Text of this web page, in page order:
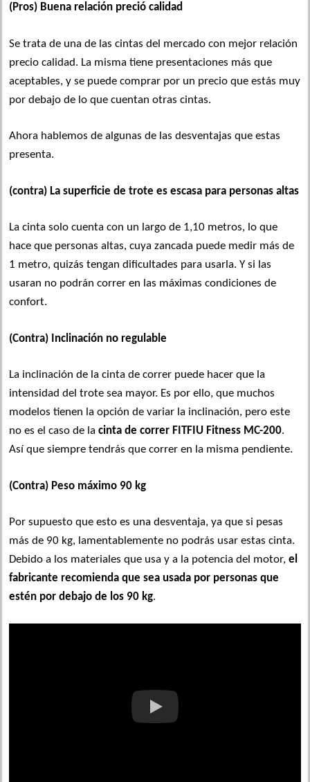
(Pros) Buena relación preció calidad
Se trata de una de las cintas del mercado con mejor relación
precio calidad. La misma tiene presentaciones más que
aceptables, y se puede comprar por un precio que estás muy
por debajo de lo que cuentan otras cintas.
Ahora hablemos de algunas de las desventajas que estas
presenta.
(contra) La superficie de trote es escasa para personas altas
La cinta solo cuenta con un largo de 1,10 metros, lo que
hace que personas altas, cuya zancada puede medir más de
1 metro, quizás tengan dificultades para usarla. Y si las
usaran no podrán correr en las máximas condiciones de
confort.
(Contra) Inclinación no regulable
La inclinación de la cinta de correr puede hacer que la
intensidad del trote sea mayor. Es por ello, que muchos
modelos tienen la opción de variar la inclinación, pero este
no es el caso de la cinta de correr FITFIU Fitness MC-200.
Así que siempre tendrás que correr en la misma pendiente.
(Contra) Peso máximo 90 kg
Por supuesto que esto es una desventaja, ya que si pesas
más de 90 kg, lamentablemente no podrás usar estas cinta.
Debido a los materiales que usa y a la potencia del motor, el
fabricante recomienda que sea usada por personas que
estén por debajo de los 90 kg.